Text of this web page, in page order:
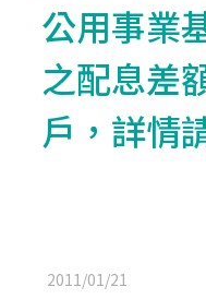
公用事業
之配息差
戶，詳情
2011/01/21